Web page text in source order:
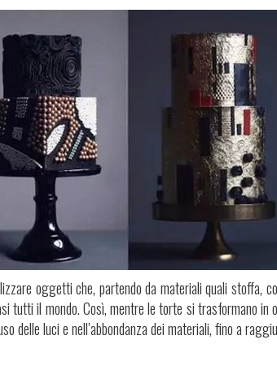
oggetti che, partendo da materiali quali stoffa,
il mondo. Così, mentre le torte si trasformano in
delle luci e nell’abbondanza dei materiali, fino a